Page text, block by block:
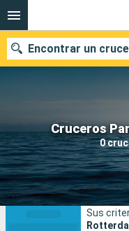
Cruceros
0
Encontrar un
Nuestros destinos
Fecha de salida
Puertos
Sus